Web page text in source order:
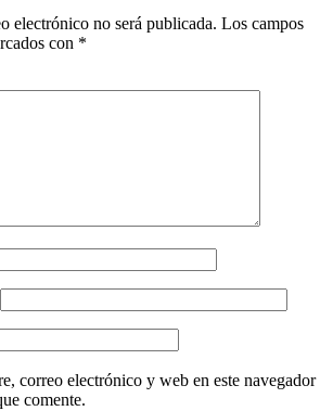
electrónico no será publicada. Los campos
con *
correo electrónico y web en este navegador
comente.